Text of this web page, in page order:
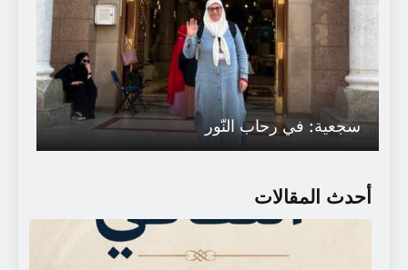
أحدث المقالات
سجعية: في رحاب النّور